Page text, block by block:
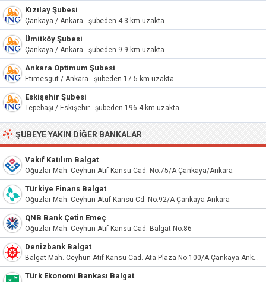
Kızılay Şubesi
Çankaya / Ankara - şubeden 4.3 km uzakta
Ümitköy Şubesi
Çankaya / Ankara - şubeden 9.9 km uzakta
Ankara Optimum Şubesi
Etimesgut / Ankara - şubeden 17.5 km uzakta
Eskişehir Şubesi
Tepebaşı / Eskişehir - şubeden 196.4 km uzakta
ŞUBEYE YAKIN DIĞER BANKALAR
Vakıf Katılım Balgat
Oğuzlar Mah. Ceyhun Atıf Kansu Cad. No:75/A Çankaya/Ankara
Türkiye Finans Balgat
Oğuzlar Mah. Ceyhun Atuf Kansu Cd. No:92/A Çankaya Ankara
QNB Bank Çetin Emeç
Oğuzlar Mah. Ceyhun Atıf Kansu Cad. Balgat No:86
Denizbank Balgat
Balgat Mah. Ceyhun Atıf Kansu Cad. Ata Plaza No:100/A Çankaya Ankara
Türk Ekonomi Bankası Balgat